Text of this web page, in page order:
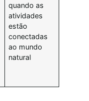
quando as
atividades
estão
conectadas
ao mundo
natural